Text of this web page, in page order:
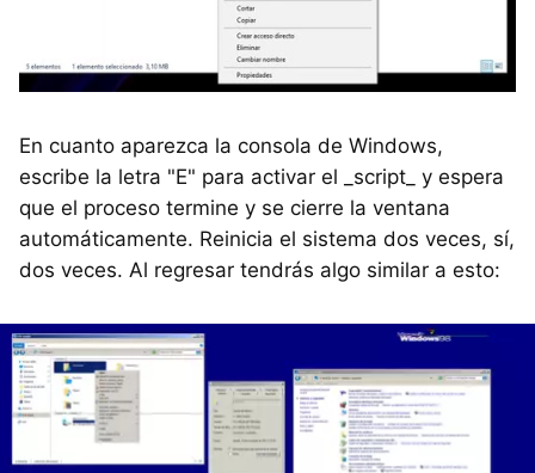
En cuanto aparezca la consola de Windows,
escribe la letra "E" para activar el _script_ y espera
que el proceso termine y se cierre la ventana
automáticamente. Reinicia el sistema dos veces, sí,
dos veces. Al regresar tendrás algo similar a esto: